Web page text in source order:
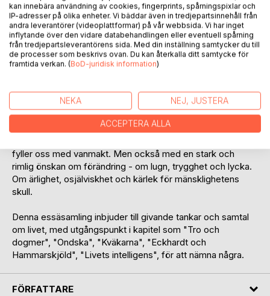
Inget är så förunderligt som livet i alla dess former.
Intelligensen i varje levande cell i varje levande organism. Vi
kan ana den bakom morotsfröets förmåga att omvandla
jord till morot, den ettåriga svalans förmåga att orientera sig
naturens alla andra märkvärdigheter. Ursprungets
intelligens, varandets intelligens.
Likväl: ser vi ut över världen av idag finns det all anledning
att önska lycka till. Pengar, makt, populism, krig och våld.
fyller oss med vanmakt. Men också med en stark och
rimlig önskan om förändring - om lugn, trygghet och lycka.
Om ärlighet, osjälviskhet och kärlek för mänsklighetens
skull.
Denna essäsamling inbjuder till givande tankar och samtal
om livet, med utgångspunkt i kapitel som "Tro och
dogmer", "Ondska", "Kväkarna", "Eckhardt och
Hammarskjöld", "Livets intelligens", för att nämna några.
FÖRFATTARE
kan innebära användning av cookies, fingerprints, spårningspixlar och
IP-adresser på olika enheter. Vi bäddar även in tredjepartsinnehåll från
andra leverantörer (videoplattformar) på vår webbsida. Vi har inget
inflytande över den vidare databehandlingen eller eventuell spårning
från tredjepartsleverantörens sida. Med din inställning samtycker du till
de processer som beskrivs ovan. Du kan återkalla ditt samtycke för
framtida verkan. (BoD-juridisk information)
NEKA NEJ, JUSTERA
ACCEPTERA ALLA